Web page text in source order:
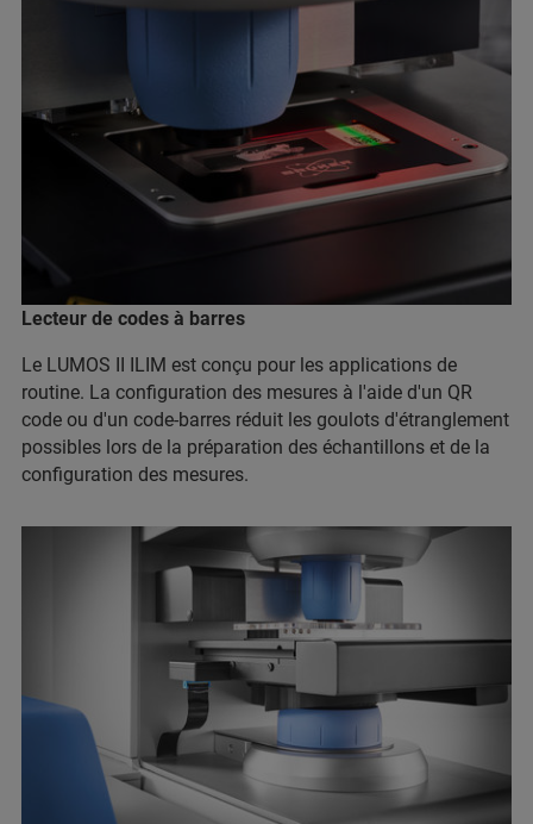
Lecteur de codes à barres
Le LUMOS II ILIM est conçu pour les applications de
routine. La configuration des mesures à l'aide d'un QR
code ou d'un code-barres réduit les goulots d'étranglement
possibles lors de la préparation des échantillons et de la
configuration des mesures.